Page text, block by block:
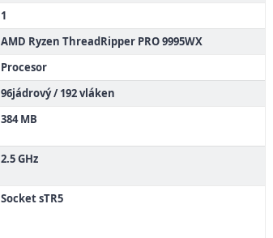
1
AMD Ryzen ThreadRipper PRO 9995WX
Procesor
96jádrový / 192 vláken
384 MB
2.5 GHz
Socket sTR5